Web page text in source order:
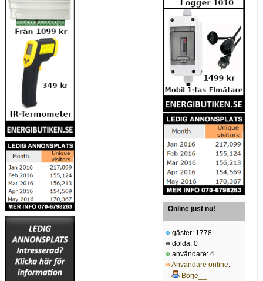
Online just nu!
gäster: 1778
dolda: 0
användare: 4
Användare online:
Börje__